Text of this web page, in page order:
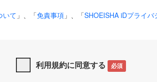
いて 」、「免責事項 」、「SHOEISHA iDプライバ
れるものとします。
利用規約に同意する 必須